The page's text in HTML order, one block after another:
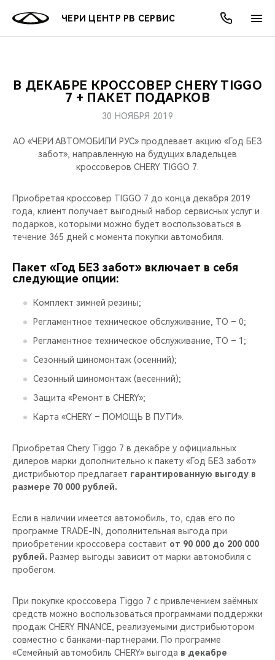
ЧЕРИ ЦЕНТР РВ СЕРВИС
МОДЕЛИ
КРОССОВЕРЫ
СЕДАНЫ
НОВИНКИ
ПОКУПАТЕЛЯМ
КРЕДИТ И СТРАХОВАНИЕ
ВЛАДЕЛЬЦАМ
ЗАПЧАСТИ И АКСЕССУАРЫ
CHERY CONNECT
МИР CHERY
О БРЕНДЕ
ЛЮДИ CHERY
CHERY REMOTE
CHERY И СПОРТ
НАШИ МЕРОПРИЯТИЯ
CHERY ДЛЯ ДЕТЕЙ
АКЦИИ
ОНЛАЙН СЕРВИСЫ
КРЕДИТ
О КОМПАНИИ
МЫ В СОЦСЕТЯХ
В ДЕКАБРЕ КРОССОВЕР CHERY TIGGO
7 + ПАКЕТ ПОДАРКОВ
30 НОЯБРЯ 2019
АО «ЧЕРИ АВТОМОБИЛИ РУС» продлевает акцию «Год БЕЗ
забот», направленную на будущих владельцев
кроссоверов CHERY TIGGO 7.
Приобретая кроссовер TIGGO 7 до конца декабря 2019
года, клиент получает выгодный набор сервисных услуг и
подарков, которыми можно будет воспользоваться в
течение 365 дней с момента покупки автомобиля.
Пакет «Год БЕЗ забот» включает в себя
следующие опции:
Комплект зимней резины;
Регламентное техническое обслуживание, ТО – 0;
Регламентное техническое обслуживание, ТО – 1;
Сезонный шиномонтаж (осенний);
Сезонный шиномонтаж (весенний);
Защита «Ремонт в CHERY»;
Карта «CHERY – ПОМОЩЬ В ПУТИ».
Приобретая Chery Tiggo 7 в декабре у официальных
дилеров марки дополнительно к пакету «Год БЕЗ забот»
дистрибьютор предлагает гарантированную выгоду в
размере 70 000 рублей.
Если в наличии имеется автомобиль, то, сдав его по
программе TRADE-IN, дополнительная выгода при
приобретении кроссовера составит от 90 000 до 200 000
рублей. Размер выгоды зависит от марки автомобиля с
пробегом.
При покупке кроссовера Tiggo 7 с привлечением заёмных
средств можно воспользоваться программами поддержки
продаж CHERY FINANCE, реализуемыми дистрибьютором
совместно с банками-партнерами. По программе
«Семейный автомобиль CHERY» выгода в декабре